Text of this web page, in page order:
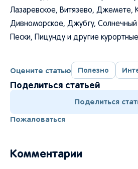
Лазаревское, Витязево, Джемете,
Дивноморское, Джубгу,
Пески, Пицунду и другие
Оцените статью Полезно
Поделиться статьей
Поделиться
Пожаловаться
Комментарии